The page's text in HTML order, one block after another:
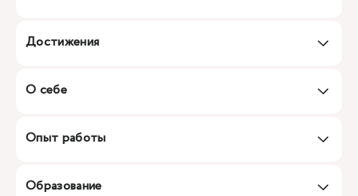
Достижения
О себе
Опыт работы
Образование